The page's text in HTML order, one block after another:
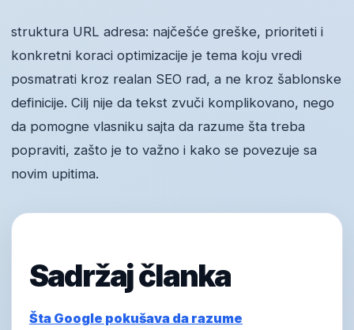
struktura URL adresa: najčešće greške, prioriteti i
konkretni koraci optimizacije je tema koju vredi
posmatrati kroz realan SEO rad, a ne kroz šablonske
definicije. Cilj nije da tekst zvuči komplikovano, nego
da pomogne vlasniku sajta da razume šta treba
popraviti, zašto je to važno i kako se povezuje sa
novim upitima.
Sadržaj članka
Šta Google pokušava da razume